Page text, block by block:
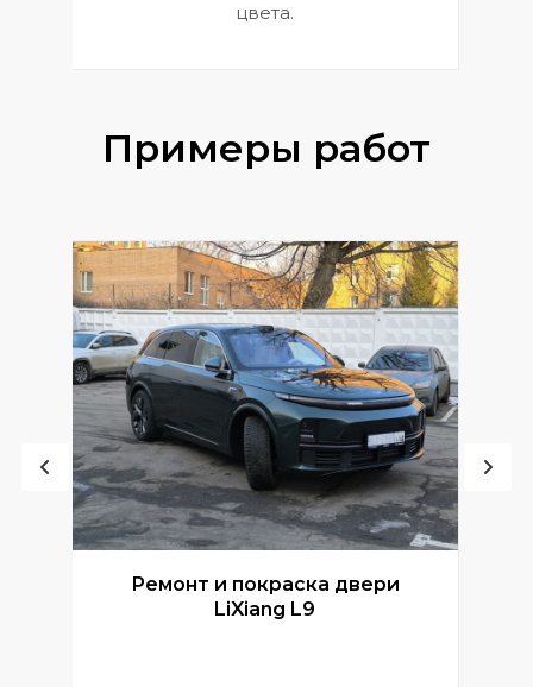
цвета.
Примеры работ
Ремонт и покраска двери
LiXiang L9